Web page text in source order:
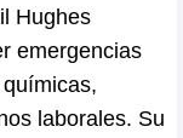
Hughes
emergencias
laborales. Su